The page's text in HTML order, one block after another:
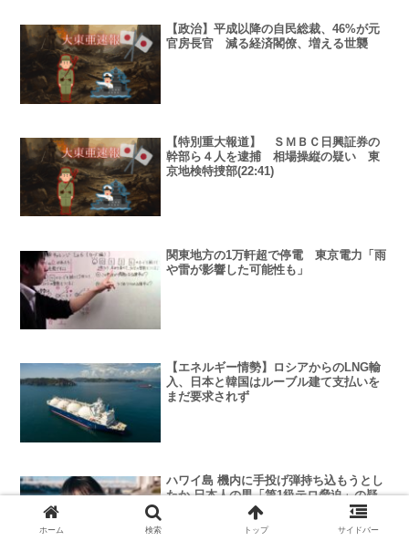
【政治】平成以降の自民総裁、46%が元
官房長官 減る経済閣僚、増える世襲
【特別重大報道】 ＳＭＢＣ日興証券の
幹部ら４人を逮捕 相場操縦の疑い 東
京地検特捜部(22:41)
関東地方の1万軒超で停電 東京電力「雨
や雷が影響した可能性も」
【エネルギー情勢】ロシアからのLNG輸
入、日本と韓国はルーブル建て支払いを
まだ要求されず
ハワイ島 機内に手投げ弾持ち込もうとし
たか 日本人の男「第1級テロ脅迫」の疑
ホーム 検索 トップ サイドバー